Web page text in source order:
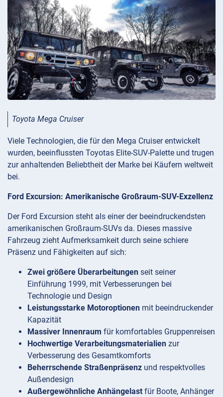
Toyota Mega Cruiser
Viele Technologien, die für den Mega Cruiser entwickelt
wurden, beeinflussten Toyotas Elite-SUV-Palette und trugen
zur anhaltenden Beliebtheit der Marke bei Käufern weltweit
bei.
Ford Excursion: Amerikanische Großraum-SUV-Exzellenz
Der Ford Excursion steht als einer der beeindruckendsten
amerikanischen Großraum-SUVs da. Dieses massive
Fahrzeug zieht Aufmerksamkeit durch seine schiere
Präsenz und Fähigkeiten auf sich:
Zwei größere Überarbeitungen seit seiner
Einführung 1999, mit Verbesserungen bei
Technologie und Design
Leistungsstarke Motoroptionen mit beeindruckender
Kapazität
Massiver Innenraum für komfortables Gruppenreisen
Hochwertige Verarbeitungsmaterialien zur
Verbesserung des Gesamtkomforts
Beherrschende Straßenpräsenz und respektvolles
Außendesign
Außergewöhnliche Anhängelast für Boote, Anhänger